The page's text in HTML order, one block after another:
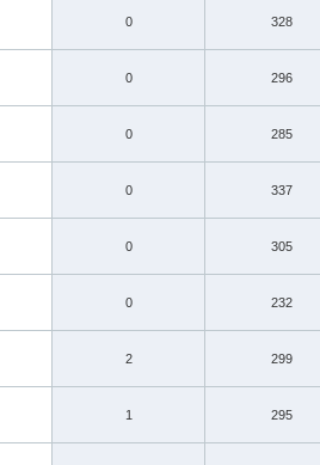
0 328
0 296
0 285
0 337
0 305
0 232
2 299
1 295